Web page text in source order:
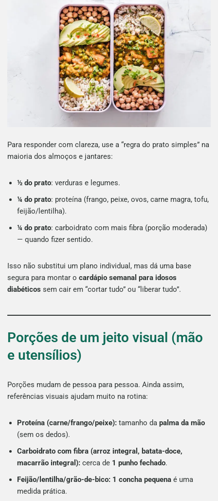
Para responder com clareza, use a “regra do prato simples” na
maioria dos almoços e jantares:
½ do prato: verduras e legumes.
¼ do prato: proteína (frango, peixe, ovos, carne magra, tofu,
feijão/lentilha).
¼ do prato: carboidrato com mais fibra (porção moderada)
— quando fizer sentido.
Isso não substitui um plano individual, mas dá uma base
segura para montar o cardápio semanal para idosos
diabéticos sem cair em “cortar tudo” ou “liberar tudo”.
Porções de um jeito visual (mão
e utensílios)
Porções mudam de pessoa para pessoa. Ainda assim,
referências visuais ajudam muito na rotina:
Proteína (carne/frango/peixe): tamanho da palma da mão
(sem os dedos).
Carboidrato com fibra (arroz integral, batata-doce,
macarrão integral): cerca de 1 punho fechado.
Feijão/lentilha/grão-de-bico: 1 concha pequena é uma
medida prática.